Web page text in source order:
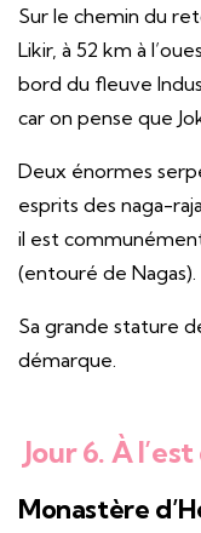
Sur le chemin du
Likir, à 52 km à
bord du fleuve
car on pense que
Deux énormes
esprits des naga-
il est
(entouré de Nagas).
Sa grande stature
démarque.
Jour 6. À
Monastère